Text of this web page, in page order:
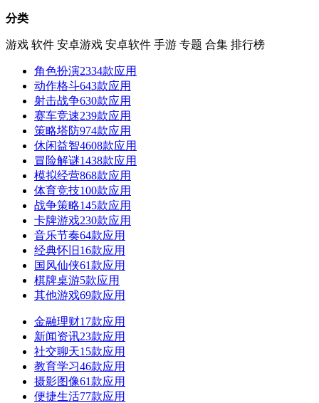
分类
游戏 软件 安卓游戏 安卓软件 手游 专题 合集 排行榜
角色扮演2334款应用
动作格斗643款应用
射击战争630款应用
赛车竞速239款应用
策略塔防974款应用
休闲益智4608款应用
冒险解谜1438款应用
模拟经营868款应用
体育竞技100款应用
战争策略145款应用
卡牌游戏230款应用
音乐节奏64款应用
经典怀旧 16款应用
国风仙侠61款应用
棋牌桌游5款应用
其他游戏69款应用
金融理财17款应用
新闻资讯23款应用
社交聊天15款应用
教育学习46款应用
摄影图像61款应用
便捷生活77款应用